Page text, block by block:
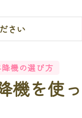
機の選び方
機を使